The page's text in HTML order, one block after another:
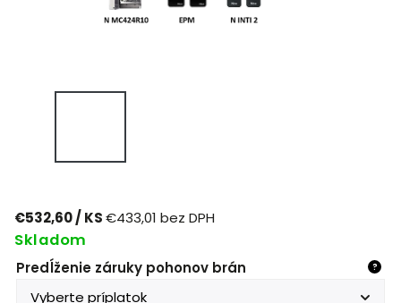
€532,60/ KS€433,01 bez DPH
Skladom
Predĺženie záruky pohonov brán ?